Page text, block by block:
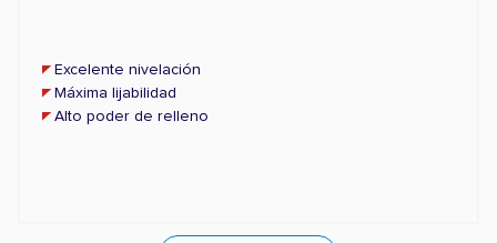
Excelente nivelación
Máxima lijabilidad
Alto poder de relleno